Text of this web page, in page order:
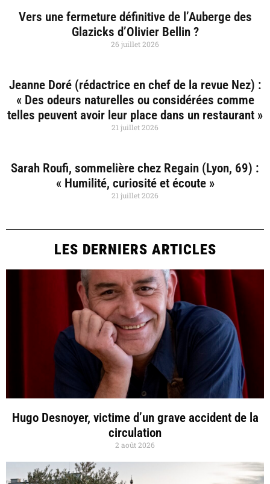
Vers une fermeture définitive de l’Auberge des
Glazicks d’Olivier Bellin ?
26 juillet 2026
Jeanne Doré (rédactrice en chef de la revue Nez) :
« Des odeurs naturelles ou considérées comme
telles peuvent avoir leur place dans un restaurant »
21 juillet 2026
Sarah Roufi, sommelière chez Regain (Lyon, 69) :
« Humilité, curiosité et écoute »
21 juillet 2026
LES DERNIERS ARTICLES
Hugo Desnoyer, victime d’un grave accident de la
circulation
2 août 2026